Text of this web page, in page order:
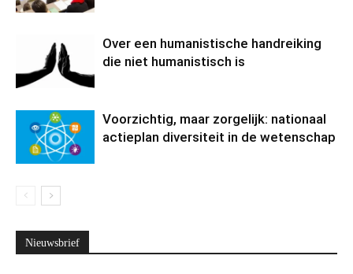
Over een humanistische handreiking
die niet humanistisch is
Voorzichtig, maar zorgelijk: nationaal
actieplan diversiteit in de wetenschap
Nieuwsbrief